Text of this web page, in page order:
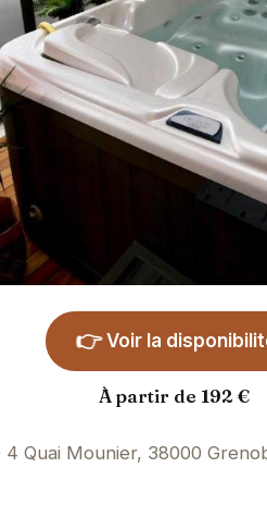
👉 Voir la
À partir de 192 €
4 Quai Mounier, 38000